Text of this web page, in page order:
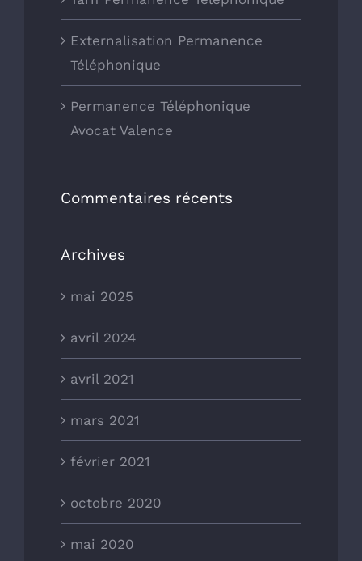
Externalisation Permanence
Téléphonique
Permanence Téléphonique
Avocat Valence
Commentaires récents
Archives
mai 2025
avril 2024
avril 2021
mars 2021
février 2021
octobre 2020
mai 2020